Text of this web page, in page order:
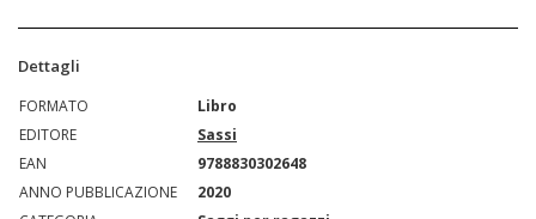
Dettagli
FORMATO
Libro
EDITORE
Sassi
EAN
9788830302648
ANNO PUBBLICAZIONE
2020